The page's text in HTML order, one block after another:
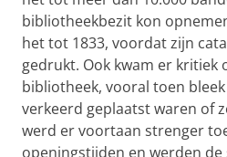
bibliotheekbezit kon
het tot 1833, voordat zijn
gedrukt. Ook kwam er kritiek
bibliotheek, vooral toen
verkeerd geplaatst waren of
werd er voortaan strenger
openingstijden en werden de